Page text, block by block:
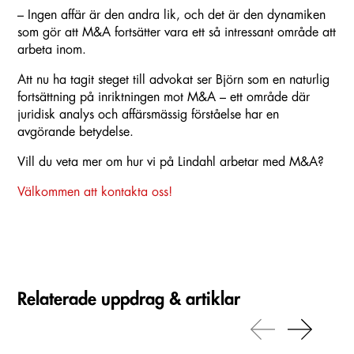
– Ingen affär är den andra lik, och det är den dynamiken
som gör att M&A fortsätter vara ett så intressant område att
arbeta inom.
Att nu ha tagit steget till advokat ser Björn som en naturlig
fortsättning på inriktningen mot M&A – ett område där
juridisk analys och affärsmässig förståelse har en
avgörande betydelse.
Vill du veta mer om hur vi på Lindahl arbetar med M&A?
Välkommen att kontakta oss!
Carousel items
Relaterade uppdrag & artiklar